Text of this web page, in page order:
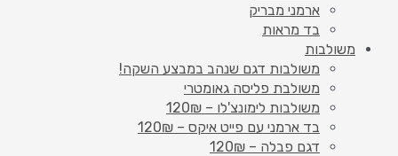
ארמני מבריק
בד מראות
משולבות
משולבות דגם שנהב במבצע השקה!
משולבת פליסה גאומטרי
משולבות לימונצ'לו – 120₪
בד ארמני עם פייט איקס – 120₪
דגם פבלה – 120₪